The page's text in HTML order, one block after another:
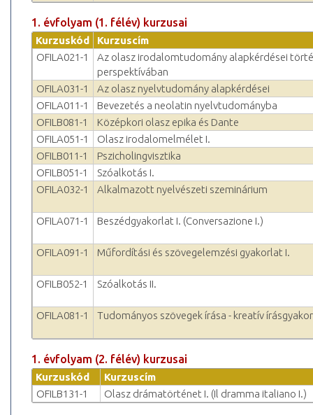
1. évfolyam (1. félév) kurzusai
Kurzuskód
Kurzuscím
OFILA021-1
Az olasz irodalomtudomány alapkérdései
perspektívában
OFILA031-1
Az olasz nyelvtudomány alapkérdései
OFILA011-1
Bevezetés a neolatin nyelvtudományba
OFILB081-1
Középkori olasz epika és Dante
OFILA051-1
Olasz irodalomelmélet I.
OFILB011-1
Pszicholingvisztika
OFILB051-1
Szóalkotás I.
OFILA032-1
Alkalmazott nyelvészeti szeminárium
OFILA071-1 Beszédgyakorlat I. (Conversazione I.)
OFILA091-1 Műfordítási és szövegelemzési gyakorlat I.
OFILB052-1 Szóalkotás II.
OFILA081-1 Tudományos szövegek írása - kreatív
1. évfolyam (2. félév) kurzusai
Kurzuskód
Kurzuscím
OFILB131-1
Olasz drámatörténet I. (Il dramma italiano I.)